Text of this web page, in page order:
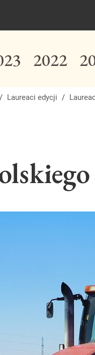
2022
/ Laureaci edycji /